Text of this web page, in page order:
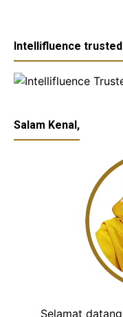
Intellifluence
Salam Kenal,
Selamat